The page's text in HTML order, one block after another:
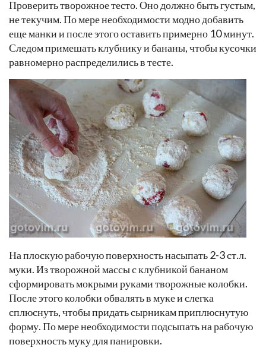
Проверить творожное тесто. Оно должно быть густым,
не текучим. По мере необходимости модно добавить
еще манки и после этого оставить примерно 10 минут.
Следом примешать клубнику и бананы, чтобы кусочки
равномерно распределились в тесте.
На плоскую рабочую поверхность насыпать 2-3 ст.л.
муки. Из творожной массы с клубникой бананом
сформировать мокрыми руками творожные колобки.
После этого колобки обвалять в муке и слегка
сплюснуть, чтобы придать сырникам приплюснутую
форму. По мере необходимости подсыпать на рабочую
поверхность муку для панировки.